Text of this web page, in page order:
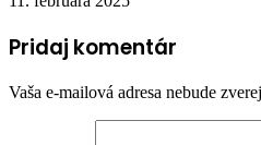
Pridaj komentár
Vaša e-mailová adresa nebude